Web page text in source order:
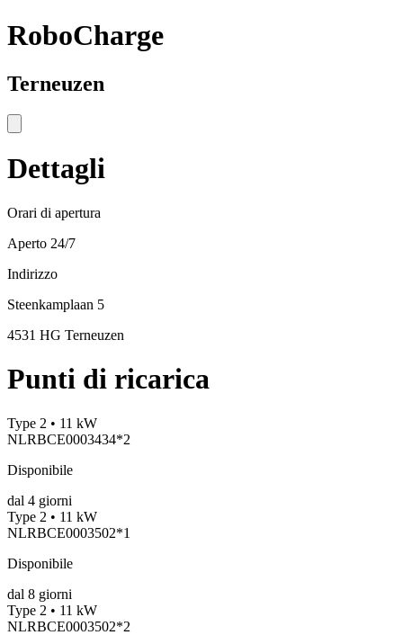
RoboCharge
Terneuzen
Dettagli
Orari di apertura
Aperto 24/7
Indirizzo
Steenkamplaan 5
4531 HG Terneuzen
Punti di ricarica
Type 2 • 11 kW
NLRBCE0003434*2
Disponibile
dal 4 giorni
Type 2 • 11 kW
NLRBCE0003502*1
Disponibile
dal 8 giorni
Type 2 • 11 kW
NLRBCE0003502*2